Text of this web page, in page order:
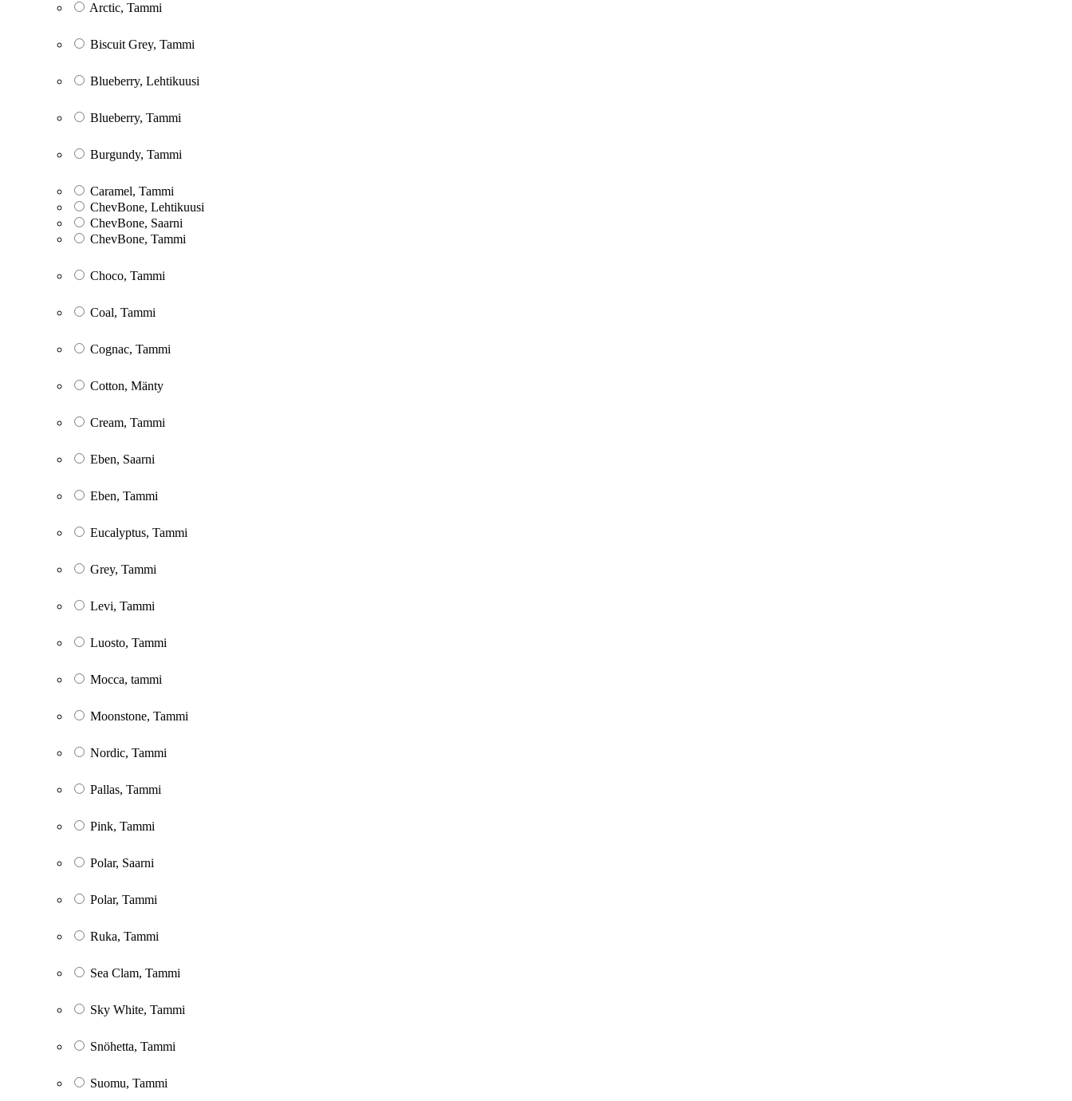
Arctic, Tammi
Biscuit Grey, Tammi
Blueberry, Lehtikuusi
Blueberry, Tammi
Burgundy, Tammi
Caramel, Tammi
ChevBone, Lehtikuusi
ChevBone, Saarni
ChevBone, Tammi
Choco, Tammi
Coal, Tammi
Cognac, Tammi
Cotton, Mänty
Cream, Tammi
Eben, Saarni
Eben, Tammi
Eucalyptus, Tammi
Grey, Tammi
Levi, Tammi
Luosto, Tammi
Mocca, tammi
Moonstone, Tammi
Nordic, Tammi
Pallas, Tammi
Pink, Tammi
Polar, Saarni
Polar, Tammi
Ruka, Tammi
Sea Clam, Tammi
Sky White, Tammi
Snöhetta, Tammi
Suomu, Tammi